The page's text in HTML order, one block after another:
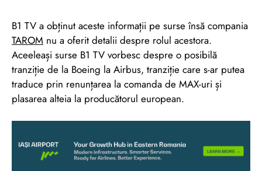
B1 TV a obținut aceste informații pe surse însă compania
TAROM nu a oferit detalii despre rolul acestora.
Aceeleași surse B1 TV vorbesc despre o posibilă
tranziție de la Boeing la Airbus, tranziție care s-ar putea
traduce prin renunțarea la comanda de MAX-uri și
plasarea alteia la producătorul european.